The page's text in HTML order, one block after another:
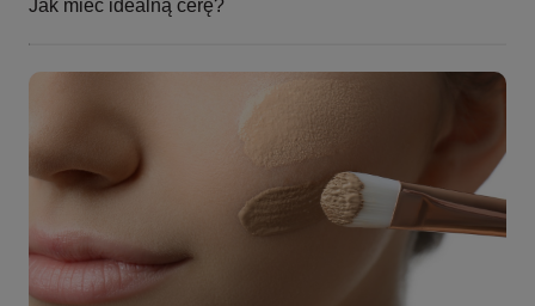
Jak mieć idealną cerę?